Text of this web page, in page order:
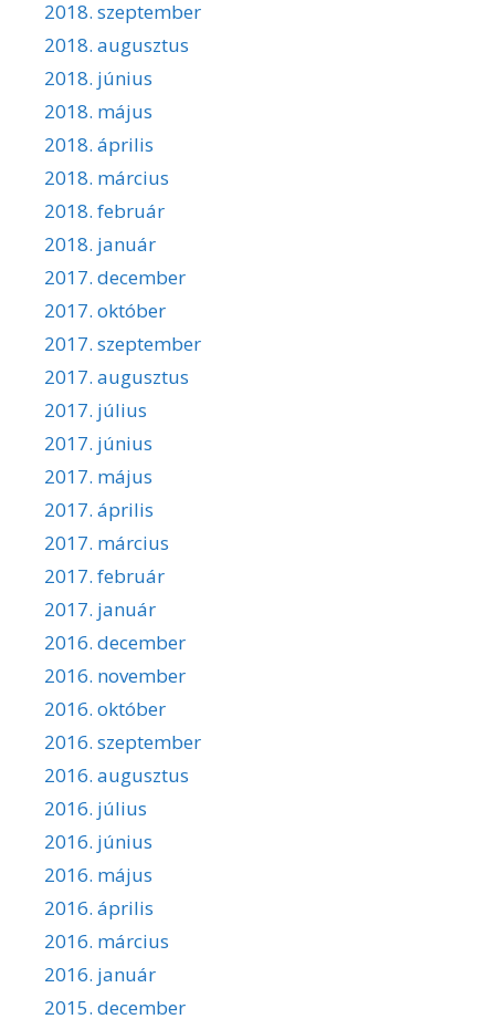
2018. szeptember
2018. augusztus
2018. június
2018. május
2018. április
2018. március
2018. február
2018. január
2017. december
2017. október
2017. szeptember
2017. augusztus
2017. július
2017. június
2017. május
2017. április
2017. március
2017. február
2017. január
2016. december
2016. november
2016. október
2016. szeptember
2016. augusztus
2016. július
2016. június
2016. május
2016. április
2016. március
2016. január
2015. december